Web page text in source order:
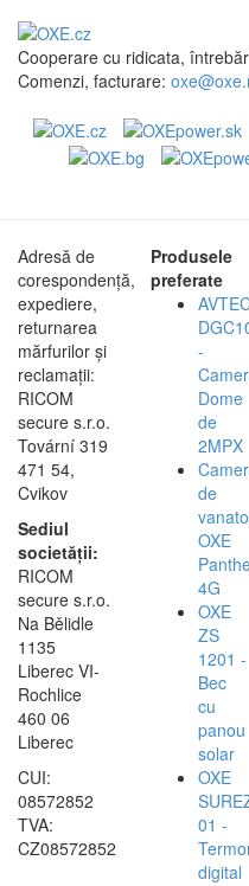
Cooperare cu ridicata,
Comenzi, facturare:
Adresă de
corespondență,
expediere,
returnarea
mărfurilor și
reclamații:
RICOM
secure s.r.o.
Tovární 319
471 54,
Cvikov
Sediul
societății:
RICOM
secure s.r.o.
Na Bělidle
1135
Liberec VI-
Rochlice
460 06
Liberec
CUI:
08572852
TVA:
CZ08572852
Produsele
preferate
-
Dome
de
2MPX
de
OXE
4G
OXE
ZS
1201 -
Bec
cu
panou
solar
OXE
01 -
digital